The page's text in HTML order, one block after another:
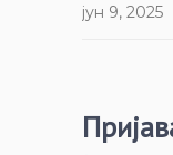
јун 9, 2025